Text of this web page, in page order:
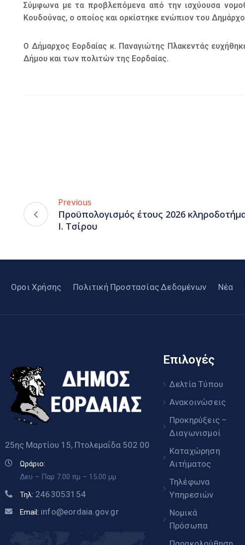
Σύμφωνα με τα προβλεπόμενα από την ισχύουσα
Κουδούνας, ο οποίος και ορκίστηκε ενώπιον του
Ο Δήμαρχος Εορδαίας κ. Παναγιώτης Πλακεντάς
Δήμου και των πολιτών της Εορδαίας.
Previous
Προϋπολογισμός έτους 2026
Ι. Τσίρου
Οροι Χρήσης Πολιτική Προστασίας Δεδομένων Νέα
25ης Μαρτίου 15, Πτολεμαΐδα 502 00
Ωράριο:
Δευ – Παρ 7.00 πμ – 15.00 μμ
Τηλ: 2463053154
Email: info@eordaia.gov.gr
Επιλογές
Δελτία Τύπου
Ανακοινώσεις
Προκηρύξεις –
Διαγωνισμοί
Καταχώρηση
Αιτήματος
Τηλέφωνα
Υπηρεσιών
Νομικά
Πρόσωπα